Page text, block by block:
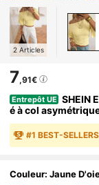
2 Articles
7,91€
Entrepôt UE SHEIN
é à col
ie, décontracté
rajets, été pour
#1 BEST-SELLERS
Couleur: Jaune